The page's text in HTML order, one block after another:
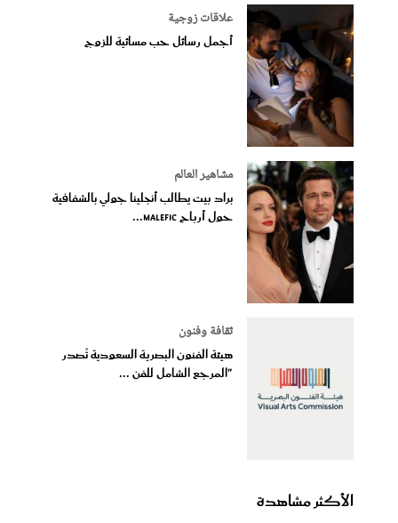
علاقات زوجية
أجمل رسائل حب مسائية للزوج
مشاهير العالم
براد بيت يطالب أنجلينا جولي بالشفافية
حول أرباح Malefic...
ثقافة وفنون
هيئة الفنون البصرية السعودية تُصدر
"المرجع الشامل للفن ...
الأكثر مشاهدة